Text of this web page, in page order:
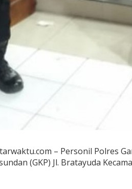
– Personil Polres
(GKP) Jl. Bratayuda